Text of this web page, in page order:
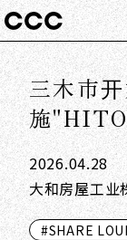
三木市
施
2026.04.28
大和房屋工业
#SHARE